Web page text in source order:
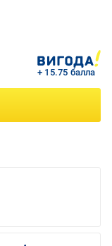
+ 15.75 балла